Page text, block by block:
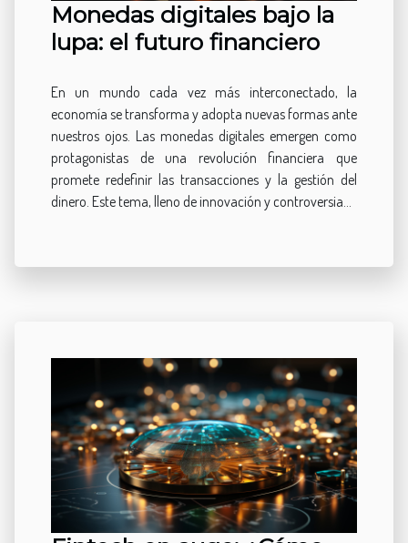
Monedas digitales bajo la
lupa: el futuro financiero
En un mundo cada vez más interconectado, la
economía se transforma y adopta nuevas formas ante
nuestros ojos. Las monedas digitales emergen como
protagonistas de una revolución financiera que
promete redefinir las transacciones y la gestión del
dinero. Este tema, lleno de innovación y controversia...